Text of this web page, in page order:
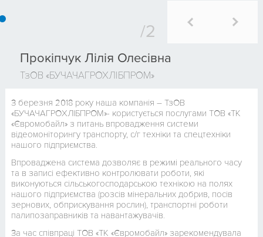
Прокіпчук Лілія Олесівна
ТзОВ «БУЧАЧАГРОХЛІБПРОМ»
З березня 2018 року наша компанія – ТзОВ
«БУЧАЧАГРОХЛІБПРОМ»- користується послугами ТОВ «ТК
«Євромобайл» з питань впровадження системи
відеомоніторингу транспорту, с/г техніки та спецтехніки
нашого підприємства.
Впроваджена система дозволяє в режимі реального часу
та в записі ефективно контролювати роботи, які
виконуються сільськогосподарською технікою на полях
нашого підприємства (розсів мінеральних добрив, посів
зернових, обприскування рослин), транспортні роботи
палипозаправників та навантажувачів.
За час співпраці ТОВ «ТК «Євромобайл» зарекомендувала